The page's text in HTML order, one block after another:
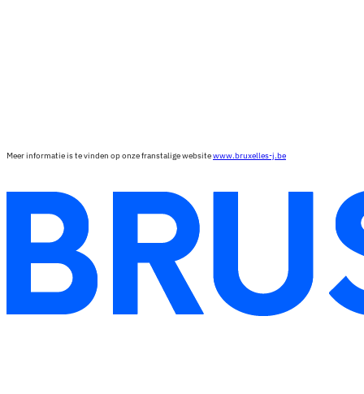
Meer informatie is te vinden op onze franstalige websitewww.bruxelles-j.be